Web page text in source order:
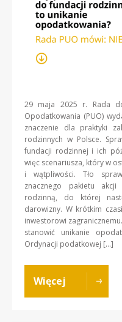
29 maja 2025 r. Rada do
Opodatkowania (PUO)
znaczenie dla praktyki
rodzinnych w Polsce.
fundacji rodzinnej i ich
więc scenariusza, który w
i wątpliwości. Tło
znacznego pakietu akcji
rodzinną, do której
darowizny. W krótkim
inwestorowi zagranicznemu.
stanowić unikanie
Ordynacji podatkowej […]
Więcej